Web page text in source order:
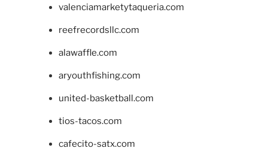
valenciamarketytaqueria.com
reefrecordsllc.com
alawaffle.com
aryouthfishing.com
united-basketball.com
tios-tacos.com
cafecito-satx.com